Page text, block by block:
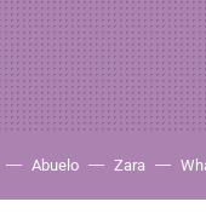
Abuelo Zara